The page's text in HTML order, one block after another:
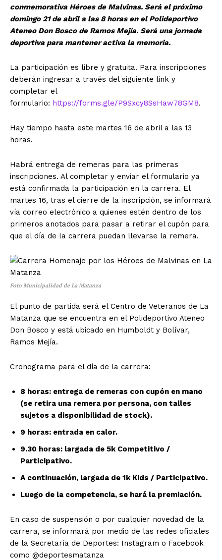
conmemorativa Héroes de Malvinas. Será el próximo
domingo 21 de abril a las 8 horas en el Polideportivo
Ateneo Don Bosco de Ramos Mejía. Será una jornada
deportiva para mantener activa la memoria.
La participación es libre y gratuita. Para inscripciones
deberán ingresar a través del siguiente link y
completar el
formulario: https://forms.gle/P9Sxcy8SsHaw78GM8.
Hay tiempo hasta este martes 16 de abril a las 13
horas.
Habrá entrega de remeras para las primeras
inscripciones. Al completar y enviar el formulario ya
está confirmada la participación en la carrera. El
martes 16, tras el cierre de la inscripción, se informará
vía correo electrónico a quienes estén dentro de los
primeros anotados para pasar a retirar el cupón para
que el día de la carrera puedan llevarse la remera.
Foto Municipalidad de La Matanza
El punto de partida será el Centro de Veteranos de La
Matanza que se encuentra en el Polideportivo Ateneo
Don Bosco y está ubicado en Humboldt y Bolívar,
Ramos Mejía.
Cronograma para el día de la carrera:
8 horas: entrega de remeras con cupón en mano
(se retira una remera por persona, con talles
sujetos a disponibilidad de stock).
9 horas: entrada en calor.
9.30 horas: largada de 5k Competitivo /
Participativo.
A continuación, largada de 1k Kids / Participativo.
Luego de la competencia, se hará la premiación.
En caso de suspensión o por cualquier novedad de la
carrera, se informará por medio de las redes oficiales
de la Secretaría de Deportes: Instagram o Facebook
como @deportesmatanza